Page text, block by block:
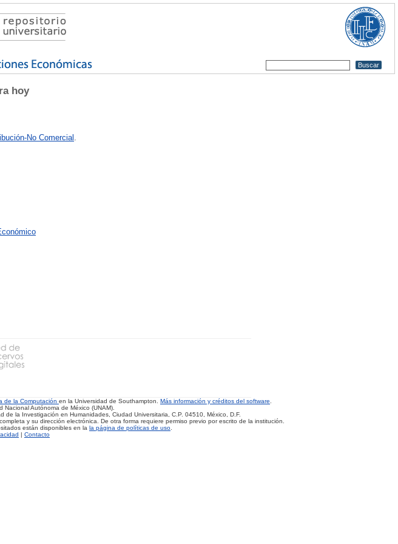
hoy
No Comercial
de la Computación en la Universidad de Southampton. Más información y créditos del software
Autónoma de México (UNAM).
la Investigación en Humanidades, Ciudad Universitaria, C.P. 04510, México, D.F.
y su dirección electrónica. De otra forma requiere permiso previo por escrito de la institución.
están disponibles en la la página de políticas de uso
| Contacto